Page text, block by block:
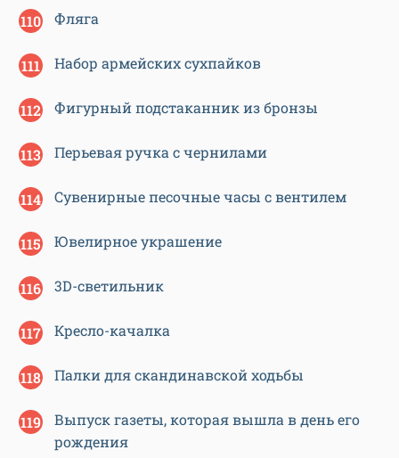
Фляга
Набор армейских сухпайков
Фигурный подстаканник из бронзы
Перьевая ручка с чернилами
Сувенирные песочные часы с вентилем
Ювелирное украшение
3D-светильник
Кресло-качалка
Палки для скандинавской ходьбы
Выпуск газеты, которая вышла в день его
рождения